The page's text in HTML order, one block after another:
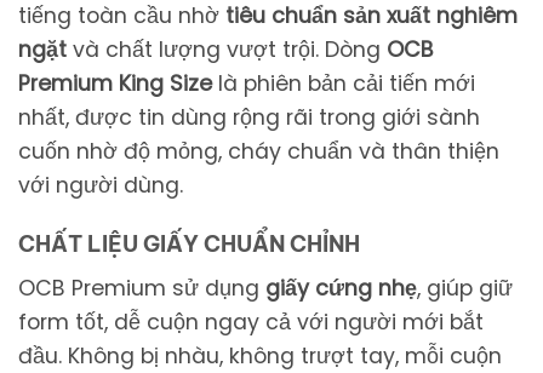
tiếng toàn cầu nhờ tiêu chuẩn sản xuất nghiêm
ngặt và chất lượng vượt trội. Dòng OCB
Premium King Sizelà phiên bản cải tiến mới
nhất, được tin dùng rộng rãi trong giới sành
cuốn nhờ độ mỏng, cháy chuẩn và thân thiện
với người dùng.
CHẤT LIỆU GIẤY CHUẨN CHỈNH
OCB Premium sử dụng giấy cứng nhẹ, giúp giữ
form tốt, dễ cuộn ngay cả với người mới bắt
đầu. Không bị nhàu, không trượt tay, mỗi cuộn